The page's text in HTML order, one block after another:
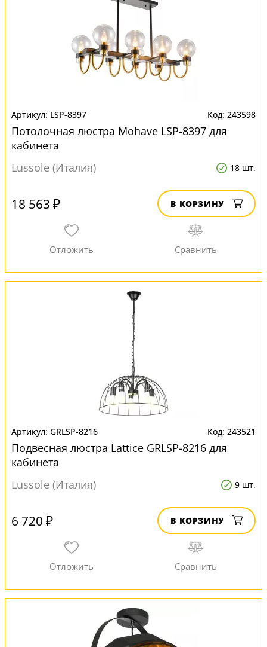
LSP-8397 243598
Потолочная люстра Mohave LSP-8397 для
кабинета
Lussole (Италия)
18 шт.
18 563 ₽ В КОРЗИНУ
GRLSP-8216 243521
Подвесная люстра Lattice GRLSP-8216 для
кабинета
Lussole (Италия)
9 шт.
6 720 ₽ В КОРЗИНУ